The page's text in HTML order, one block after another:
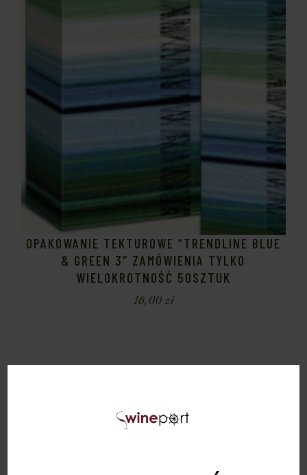
OPAKOWANIE TEKTUROWE “TRENDLINE BLUE
& GREEN 3” ZAMÓWIENIA TYLKO
WIELOKROTNOŚĆ 50SZTUK
16,00zł